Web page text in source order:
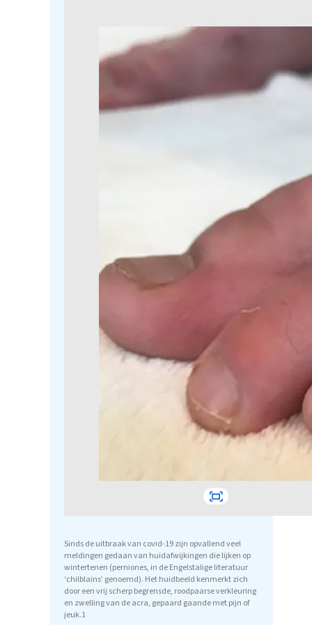
Sinds de uitbraak van covid-19 zijn opvallend veel
meldingen gedaan van huidafwijkingen die lijken op
wintertenen (perniones, in de Engelstalige literatuur
‘chilblains’ genoemd). Het huidbeeld kenmerkt zich
door een vrij scherp begrensde, roodpaarse verkleuring
en zwelling van de acra, gepaard gaande met pijn of
jeuk.1